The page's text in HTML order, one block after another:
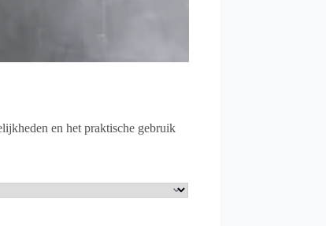
en het praktische gebruik